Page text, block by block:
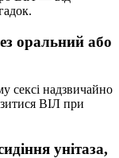
оральний або
сексі надзвичайно
ВІЛ при
унітаза,